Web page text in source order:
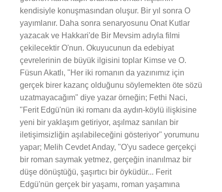
kendisiyle konuşmasından oluşur. Bir yıl sonra O
yayımlanır. Daha sonra senaryosunu Onat Kutlar
yazacak ve Hakkari'de Bir Mevsim adıyla filmi
çekilecektir O'nun. Okuyucunun da edebiyat
çevrelerinin de büyük ilgisini toplar Kimse ve O.
Füsun Akatlı, "Her iki romanın da yazınımız için
gerçek birer kazanç olduğunu söylemekten öte sözü
uzatmayacağım" diye yazar örneğin; Fethi Naci,
"Ferit Edgü'nün iki romanı da aydın-köylü ilişkisine
yeni bir yaklaşım getiriyor, aşılmaz sanılan bir
iletişimsizliğin aşılabileceğini gösteriyor" yorumunu
yapar; Melih Cevdet Anday, "O'yu sadece gerçekçi
bir roman saymak yetmez, gerçeğin inanılmaz bir
düşe dönüştüğü, şaşırtıcı bir öyküdür... Ferit
Edgü'nün gerçek bir yaşamı, roman yaşamına